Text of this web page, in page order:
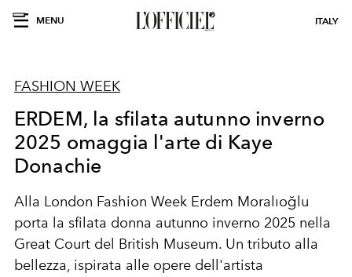
MENU ITALY
FASHION WEEK
ERDEM, la sfilata autunno inverno
2025 omaggia l'arte di Kaye
Donachie
Alla London Fashion Week Erdem Moralıoğlu
porta la sfilata donna autunno inverno 2025 nella
Great Court del British Museum. Un tributo alla
bellezza, ispirata alle opere dell'artista